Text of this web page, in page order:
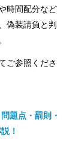
時間配分など
偽装請負と判
ご参照くださ
題点・罰則・
！